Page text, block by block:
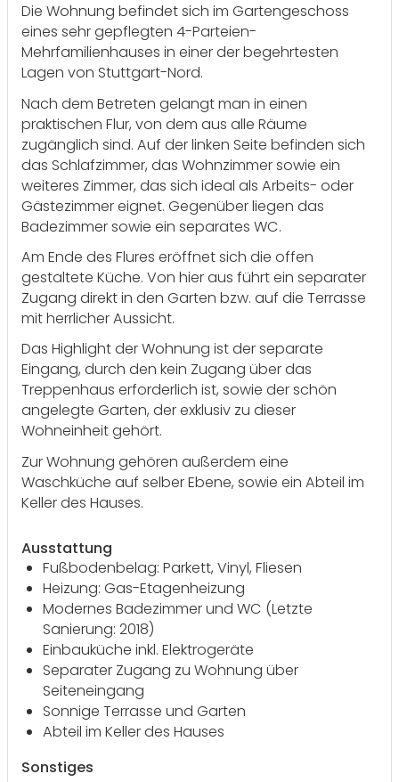
Die Wohnung befindet sich im Gartengeschoss
eines sehr gepflegten 4-Parteien-
Mehrfamilienhauses in einer der begehrtesten
Lagen von Stuttgart-Nord.
Nach dem Betreten gelangt man in einen
praktischen Flur, von dem aus alle Räume
zugänglich sind. Auf der linken Seite befinden sich
das Schlafzimmer, das Wohnzimmer sowie ein
weiteres Zimmer, das sich ideal als Arbeits- oder
Gästezimmer eignet. Gegenüber liegen das
Badezimmer sowie ein separates WC.
Am Ende des Flures eröffnet sich die offen
gestaltete Küche. Von hier aus führt ein separater
Zugang direkt in den Garten bzw. auf die Terrasse
mit herrlicher Aussicht.
Das Highlight der Wohnung ist der separate
Eingang, durch den kein Zugang über das
Treppenhaus erforderlich ist, sowie der schön
angelegte Garten, der exklusiv zu dieser
Wohneinheit gehört.
Zur Wohnung gehören außerdem eine
Waschküche auf selber Ebene, sowie ein Abteil im
Keller des Hauses.
Ausstattung
Fußbodenbelag: Parkett, Vinyl, Fliesen
Heizung: Gas-Etagenheizung
Modernes Badezimmer und WC (Letzte
Sanierung: 2018)
Einbauküche inkl. Elektrogeräte
Separater Zugang zu Wohnung über
Seiteneingang
Sonnige Terrasse und Garten
Abteil im Keller des Hauses
Sonstiges